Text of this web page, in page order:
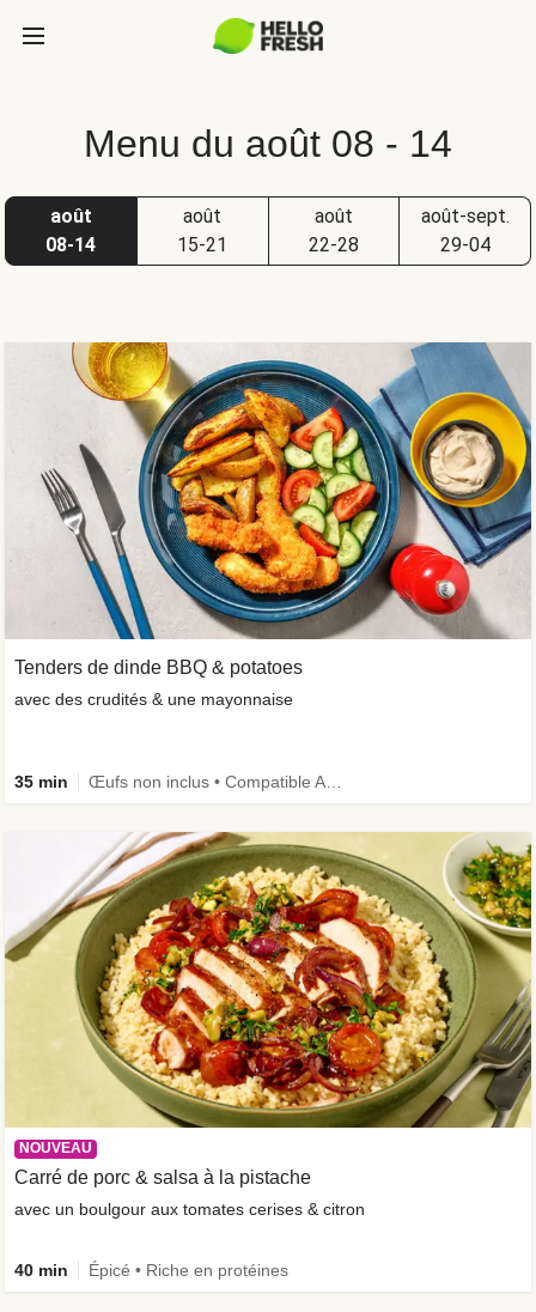
Menu du août 08 - 14
août
08-14
août
15-21
août
22-28
août-sept.
29-04
NOUVEAU
Carré de porc & salsa à la pistache
avec un boulgour aux tomates cerises & citron
40 min Épicé • Riche en protéines
Tenders de dinde BBQ & potatoes
avec des crudités & une mayonnaise
35 min